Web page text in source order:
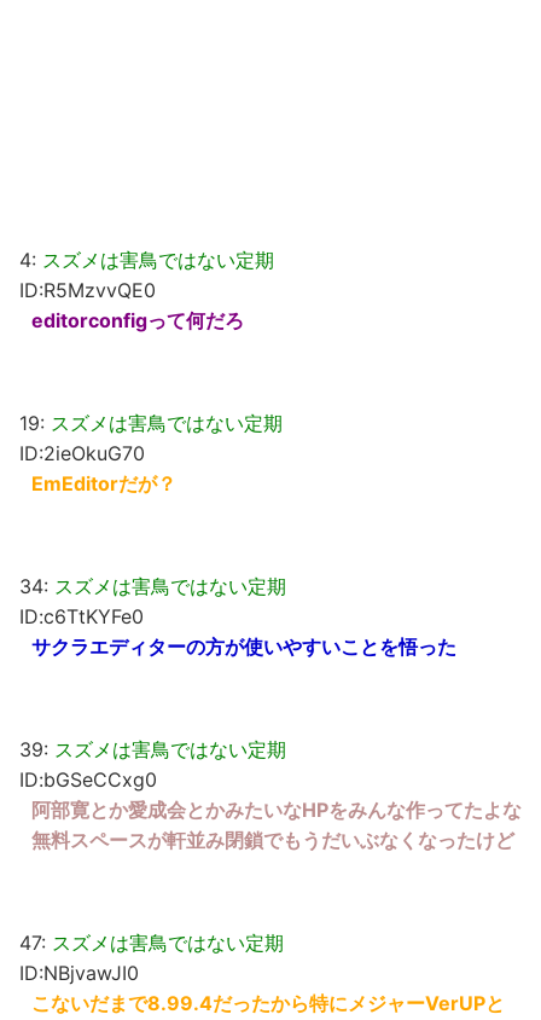
4: スズメは害鳥ではない定期
ID:R5MzvvQE0
editorconfigって何だろ
19: スズメは害鳥ではない定期
ID:2ieOkuG70
EmEditorだが？
34: スズメは害鳥ではない定期
ID:c6TtKYFe0
サクラエディターの方が使いやすいことを悟った
39: スズメは害鳥ではない定期
ID:bGSeCCxg0
阿部寛とか愛成会とかみたいなHPをみんな作ってたよな
無料スペースが軒並み閉鎖でもうだいぶなくなったけど
47: スズメは害鳥ではない定期
ID:NBjvawJI0
こないだまで8.99.4だったから特にメジャーVerUPと